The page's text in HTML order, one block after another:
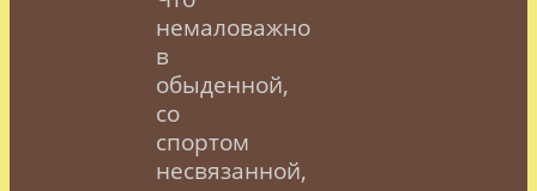
немаловажно
в
обыденной,
со
спортом
несвязанной,